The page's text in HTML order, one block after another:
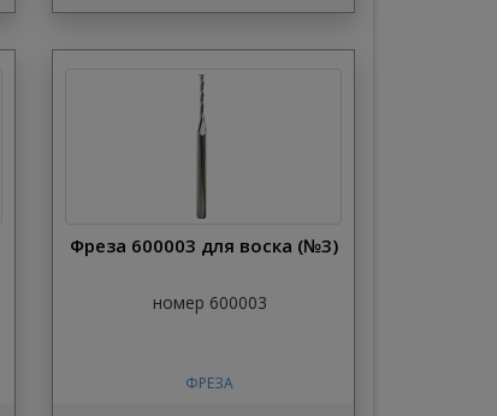
Фреза 600003 для воска (№3)
номер 600003
ФРЕЗА